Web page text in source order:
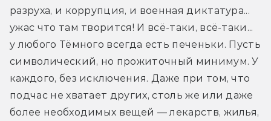
разруха, и коррупция, и военная диктатура...
ужас что там творится! И всё-таки, всё-таки...
у любого Тёмного всегда есть печеньки. Пусть
символический, но прожиточный минимум. У
каждого, без исключения. Даже при том, что
подчас не хватает других, столь же или даже
более необходимых вещей — лекарств, жилья,